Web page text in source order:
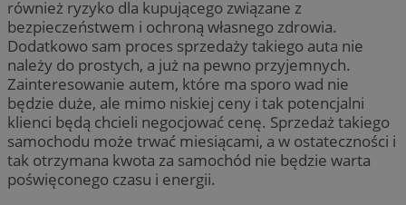
również ryzyko dla kupującego związane z
bezpieczeństwem i ochroną własnego zdrowia.
Dodatkowo sam proces sprzedaży takiego auta nie
należy do prostych, a już na pewno przyjemnych.
Zainteresowanie autem, które ma sporo wad nie
będzie duże, ale mimo niskiej ceny i tak potencjalni
klienci będą chcieli negocjować cenę. Sprzedaż takiego
samochodu może trwać miesiącami, a w ostateczności i
tak otrzymana kwota za samochód nie będzie warta
poświęconego czasu i energii.